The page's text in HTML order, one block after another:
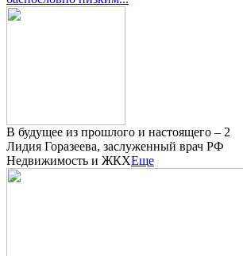
В будущее из прошлого и настоящего – 2
Лидия Горазеева, заслуженный врач РФ
Недвижимость и ЖКХЕще